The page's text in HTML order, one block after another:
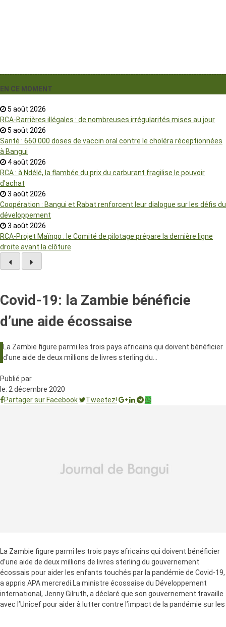
EN CE MOMENT
5 août 2026
RCA-Barrières illégales : de nombreuses irrégularités mises au jour
5 août 2026
Santé : 660 000 doses de vaccin oral contre le choléra réceptionnées
à Bangui
4 août 2026
RCA : à Ndélé, la flambée du prix du carburant fragilise le pouvoir
d’achat
3 août 2026
Coopération : Bangui et Rabat renforcent leur dialogue sur les défis du
développement
3 août 2026
RCA-Projet Maïngo : le Comité de pilotage prépare la dernière ligne
droite avant la clôture
Covid-19: la Zambie bénéficie
d’une aide écossaise
La Zambie figure parmi les trois pays africains qui doivent bénéficier
d'une aide de deux millions de livres sterling du…
Publié par
le: 2 décembre 2020
Partager sur Facebook
Tweetez!
La Zambie figure parmi les trois pays africains qui doivent bénéficier
d’une aide de deux millions de livres sterling du gouvernement
écossais pour aider les enfants touchés par la pandémie de Covid-19,
a appris APA mercredi.La ministre écossaise du Développement
international, Jenny Gilruth, a déclaré que son gouvernement travaille
avec l’Unicef pour aider à lutter contre l’impact de la pandémie sur les